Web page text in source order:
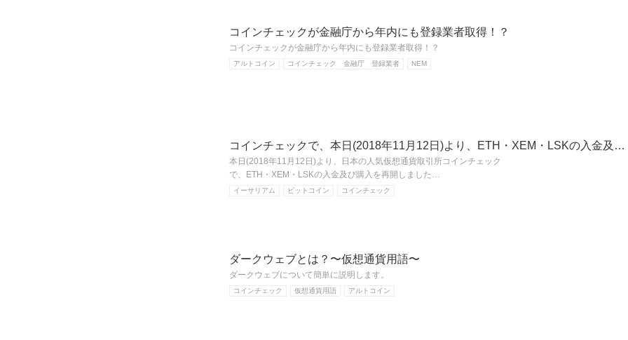
コインチェックが金融庁から年内にも登録業者取得！？
コインチェックが金融庁から年内にも登録業者取得！？
アルトコイン コインチェック 金融庁 登録業者 NEM
コインチェックで、本日(2018年11月12日)より、ETH・XEM・LSKの入金及…
本日(2018年11月12日)より、日本の人気仮想通貨取引所コインチェック
で、ETH・XEM・LSKの入金及び購入を再開しました…
イーサリアム ビットコイン コインチェック
ダークウェブとは？〜仮想通貨用語〜
ダークウェブについて簡単に説明します。
コインチェック 仮想通貨用語 アルトコイン